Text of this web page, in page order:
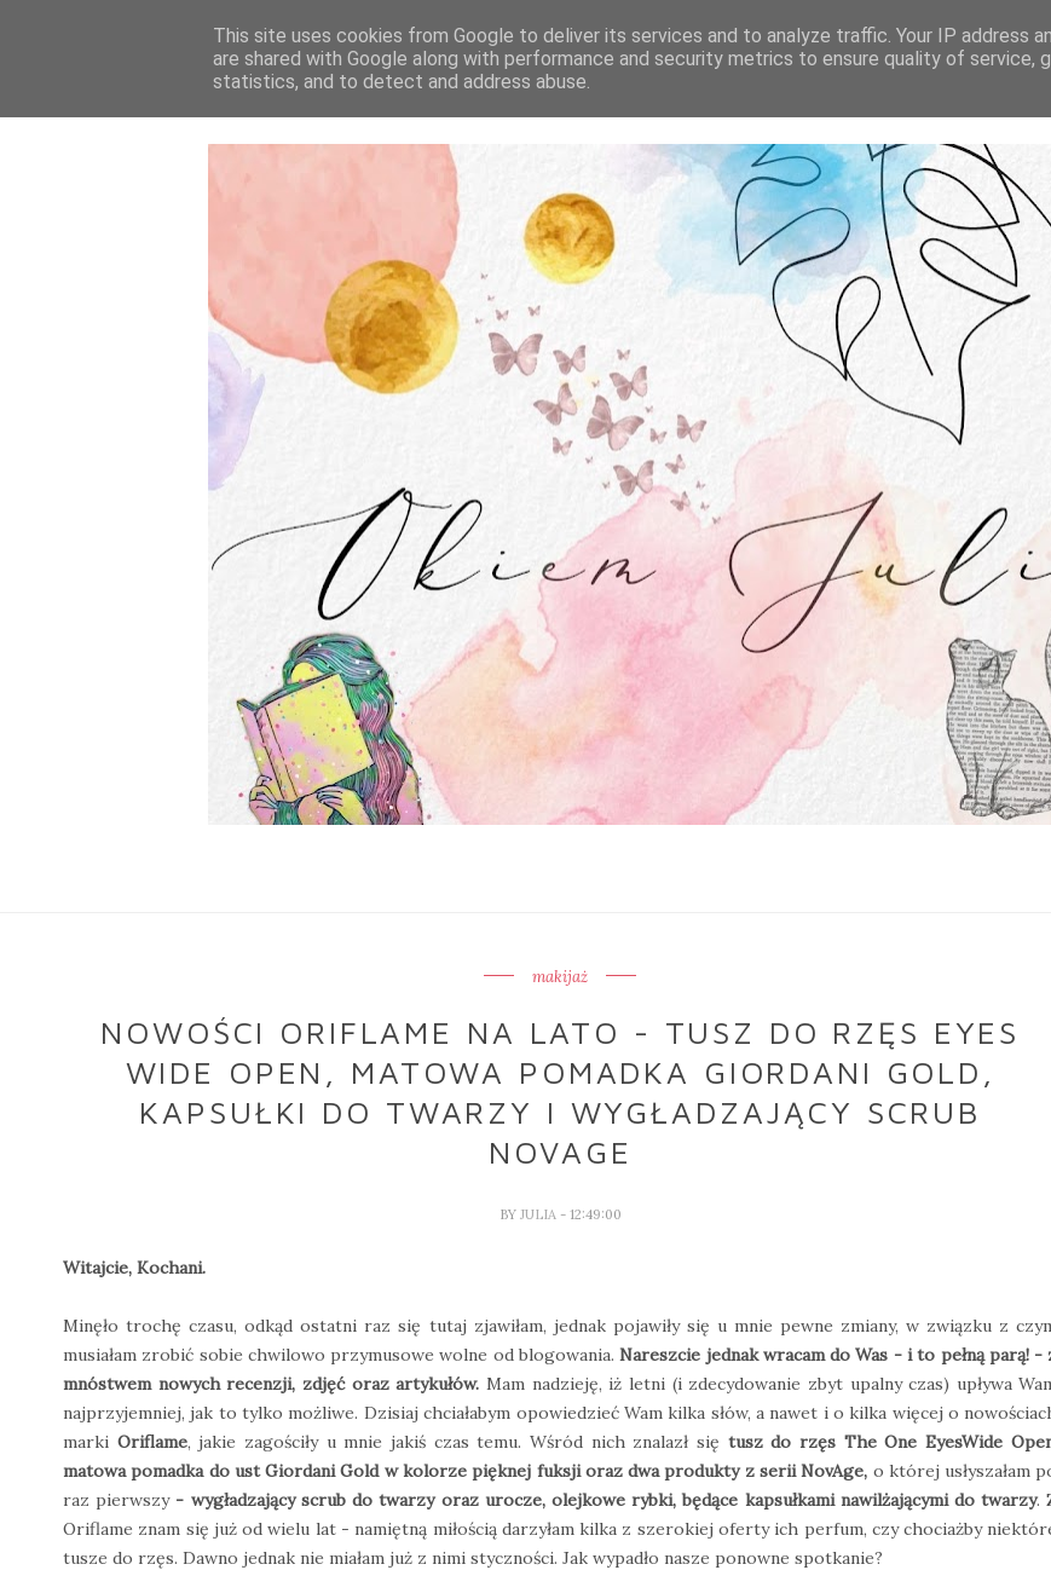
STRONA GŁÓWNA O MNIE WSPÓŁPRACA
makijaż
NOWOŚCI ORIFLAME NA LATO - TUSZ DO RZĘS EYES
WIDE OPEN, MATOWA POMADKA GIORDANI GOLD,
KAPSUŁKI DO TWARZY I WYGŁADZAJĄCY SCRUB
NOVAGE
BY JULIA - 12:49:00
Witajcie, Kochani.
Minęło trochę czasu, odkąd ostatni raz się tutaj zjawiłam, jednak pojawiły się u mnie pewne zmiany, w związku z
musiałam zrobić sobie chwilowo przymusowe wolne od blogowania.Nareszcie jednak wracam do Was - i to pełną parą! -
mnóstwem nowych recenzji, zdjęć oraz artykułów. Mam nadzieję, iż letni (i zdecydowanie zbyt upalny czas) upływa
najprzyjemniej, jak to tylko możliwe. Dzisiaj chciałabym opowiedzieć Wam kilka słów, a nawet i o kilka więcej o
marki Oriflame, jakie zagościły u mnie jakiś czas temu. Wśród nich znalazł się tusz do rzęs The One EyesWide
matowa pomadka do ust Giordani Gold w kolorze pięknej fuksji oraz dwa produkty z serii NovAge, o której usłyszałam
raz pierwszy- wygładzający scrub do twarzy oraz urocze, olejkowe rybki, będące kapsułkami nawilżającymi do twarzy.
Oriflame znam się już od wielu lat - namiętną miłością darzyłam kilka z szerokiej oferty ich perfum, czy chociażby
tusze do rzęs. Dawno jednak nie miałam już z nimi styczności. Jak wypadło nasze ponowne spotkanie?
This site uses cookies from Google to deliver its services and to analyze traffic. Your IP address
are shared with Google along with performance and security metrics to ensure quality of service,
statistics, and to detect and address abuse.